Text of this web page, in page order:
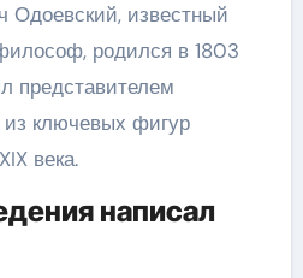
известный
родился в 1803
представителем
ключевых фигур
века.
написал